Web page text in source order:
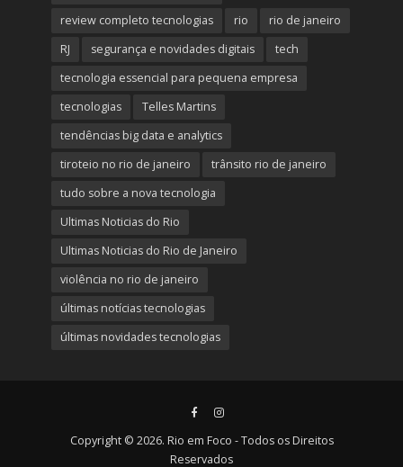
review completo tecnologias
rio
rio de janeiro
RJ
segurança e novidades digitais
tech
tecnologia essencial para pequena empresa
tecnologias
Telles Martins
tendências big data e analytics
tiroteio no rio de janeiro
trânsito rio de janeiro
tudo sobre a nova tecnologia
Ultimas Noticias do Rio
Ultimas Noticias do Rio de Janeiro
violência no rio de janeiro
últimas notícias tecnologias
últimas novidades tecnologias
Copyright © 2026. Rio em Foco - Todos os Direitos
Reservados